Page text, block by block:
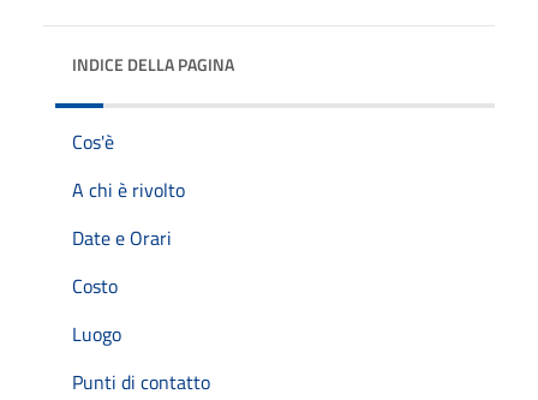
INDICE DELLA PAGINA
Cos'è
A chi è rivolto
Date e Orari
Costo
Luogo
Punti di contatto